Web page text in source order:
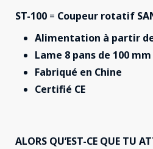
ST-100 = Coupeur rotatif
Alimentation à partir de
Lame 8 pans de 100 mm
Fabriqué en Chine
Certifié CE
ALORS QU’EST-CE QUE TU